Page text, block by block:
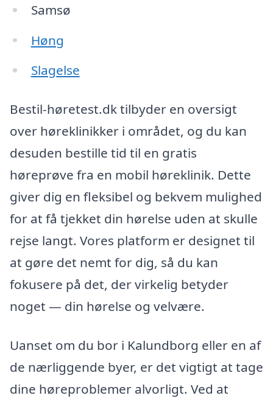
Samsø
Høng
Slagelse
Bestil-høretest.dk tilbyder en oversigt
over høreklinikker i området, og du kan
desuden bestille tid til en gratis
høreprøve fra en mobil høreklinik. Dette
giver dig en fleksibel og bekvem mulighed
for at få tjekket din hørelse uden at skulle
rejse langt. Vores platform er designet til
at gøre det nemt for dig, så du kan
fokusere på det, der virkelig betyder
noget — din hørelse og velvære.
Uanset om du bor i Kalundborg eller en af
de nærliggende byer, er det vigtigt at tage
dine høreproblemer alvorligt. Ved at